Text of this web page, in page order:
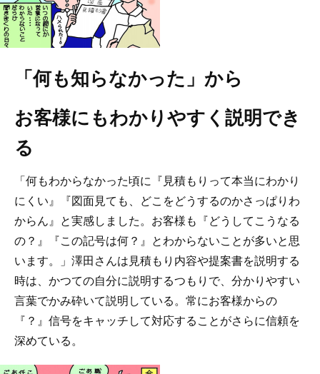
「何も知らなかった」から
お客様にもわかりやすく説明でき
る
「何もわからなかった頃に『見積もりって本当にわかり
にくい』『図面見ても、どこをどうするのかさっぱりわ
からん』と実感しました。お客様も『どうしてこうなる
の？』『この記号は何？』とわからないことが多いと思
います。」澤田さんは見積もり内容や提案書を説明する
時は、かつての自分に説明するつもりで、分かりやすい
言葉でかみ砕いて説明している。常にお客様からの
『？』信号をキャッチして対応することがさらに信頼を
深めている。